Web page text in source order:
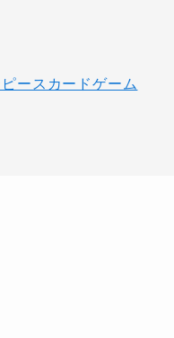
ースカードゲーム